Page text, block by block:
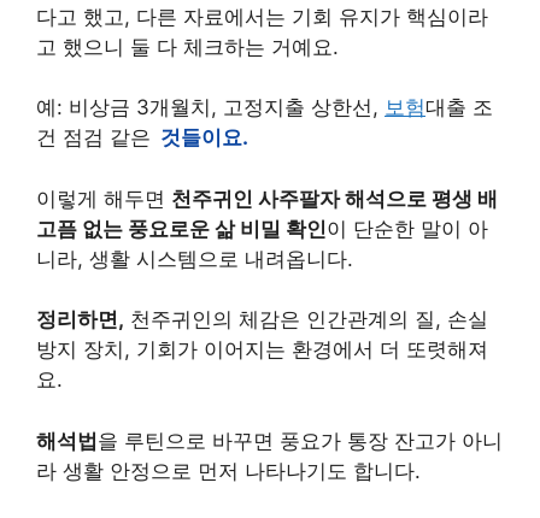
다고 했고, 다른 자료에서는 기회 유지가 핵심이라
고 했으니 둘 다 체크하는 거예요.
예: 비상금 3개월치, 고정지출 상한선, 보험대출 조
건 점검 같은 것들이요.
이렇게 해두면 천주귀인 사주팔자 해석으로 평생 배
고픔 없는 풍요로운 삶 비밀 확인이 단순한 말이 아
니라, 생활 시스템으로 내려옵니다.
정리하면, 천주귀인의 체감은 인간관계의 질, 손실
방지 장치, 기회가 이어지는 환경에서 더 또렷해져
요.
해석법을 루틴으로 바꾸면 풍요가 통장 잔고가 아니
라 생활 안정으로 먼저 나타나기도 합니다.